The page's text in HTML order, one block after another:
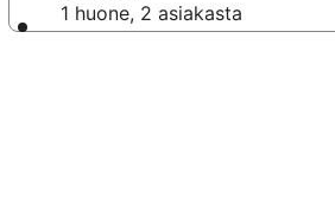
1 huone, 2 asiakasta